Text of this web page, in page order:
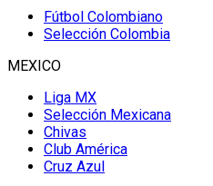
Fútbol Colombiano
Selección Colombia
MEXICO
Liga MX
Selección Mexicana
Chivas
Club América
Cruz Azul